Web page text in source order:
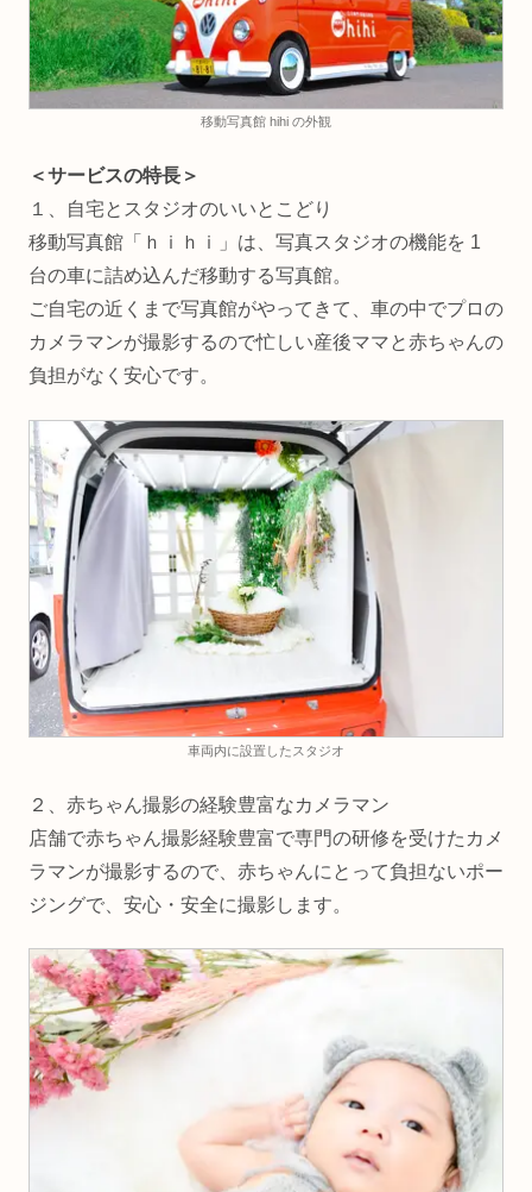
移動写真館 hihi の外観
＜サービスの特長＞
１、自宅とスタジオのいいとこどり
移動写真館「ｈｉｈｉ」は、写真スタジオの機能を 1
台の車に詰め込んだ移動する写真館。
ご自宅の近くまで写真館がやってきて、車の中でプロの
カメラマンが撮影するので忙しい産後ママと赤ちゃんの
負担がなく安心です。
車両内に設置したスタジオ
２、赤ちゃん撮影の経験豊富なカメラマン
店舗で赤ちゃん撮影経験豊富で専門の研修を受けたカメ
ラマンが撮影するので、赤ちゃんにとって負担ないポー
ジングで、安心・安全に撮影します。